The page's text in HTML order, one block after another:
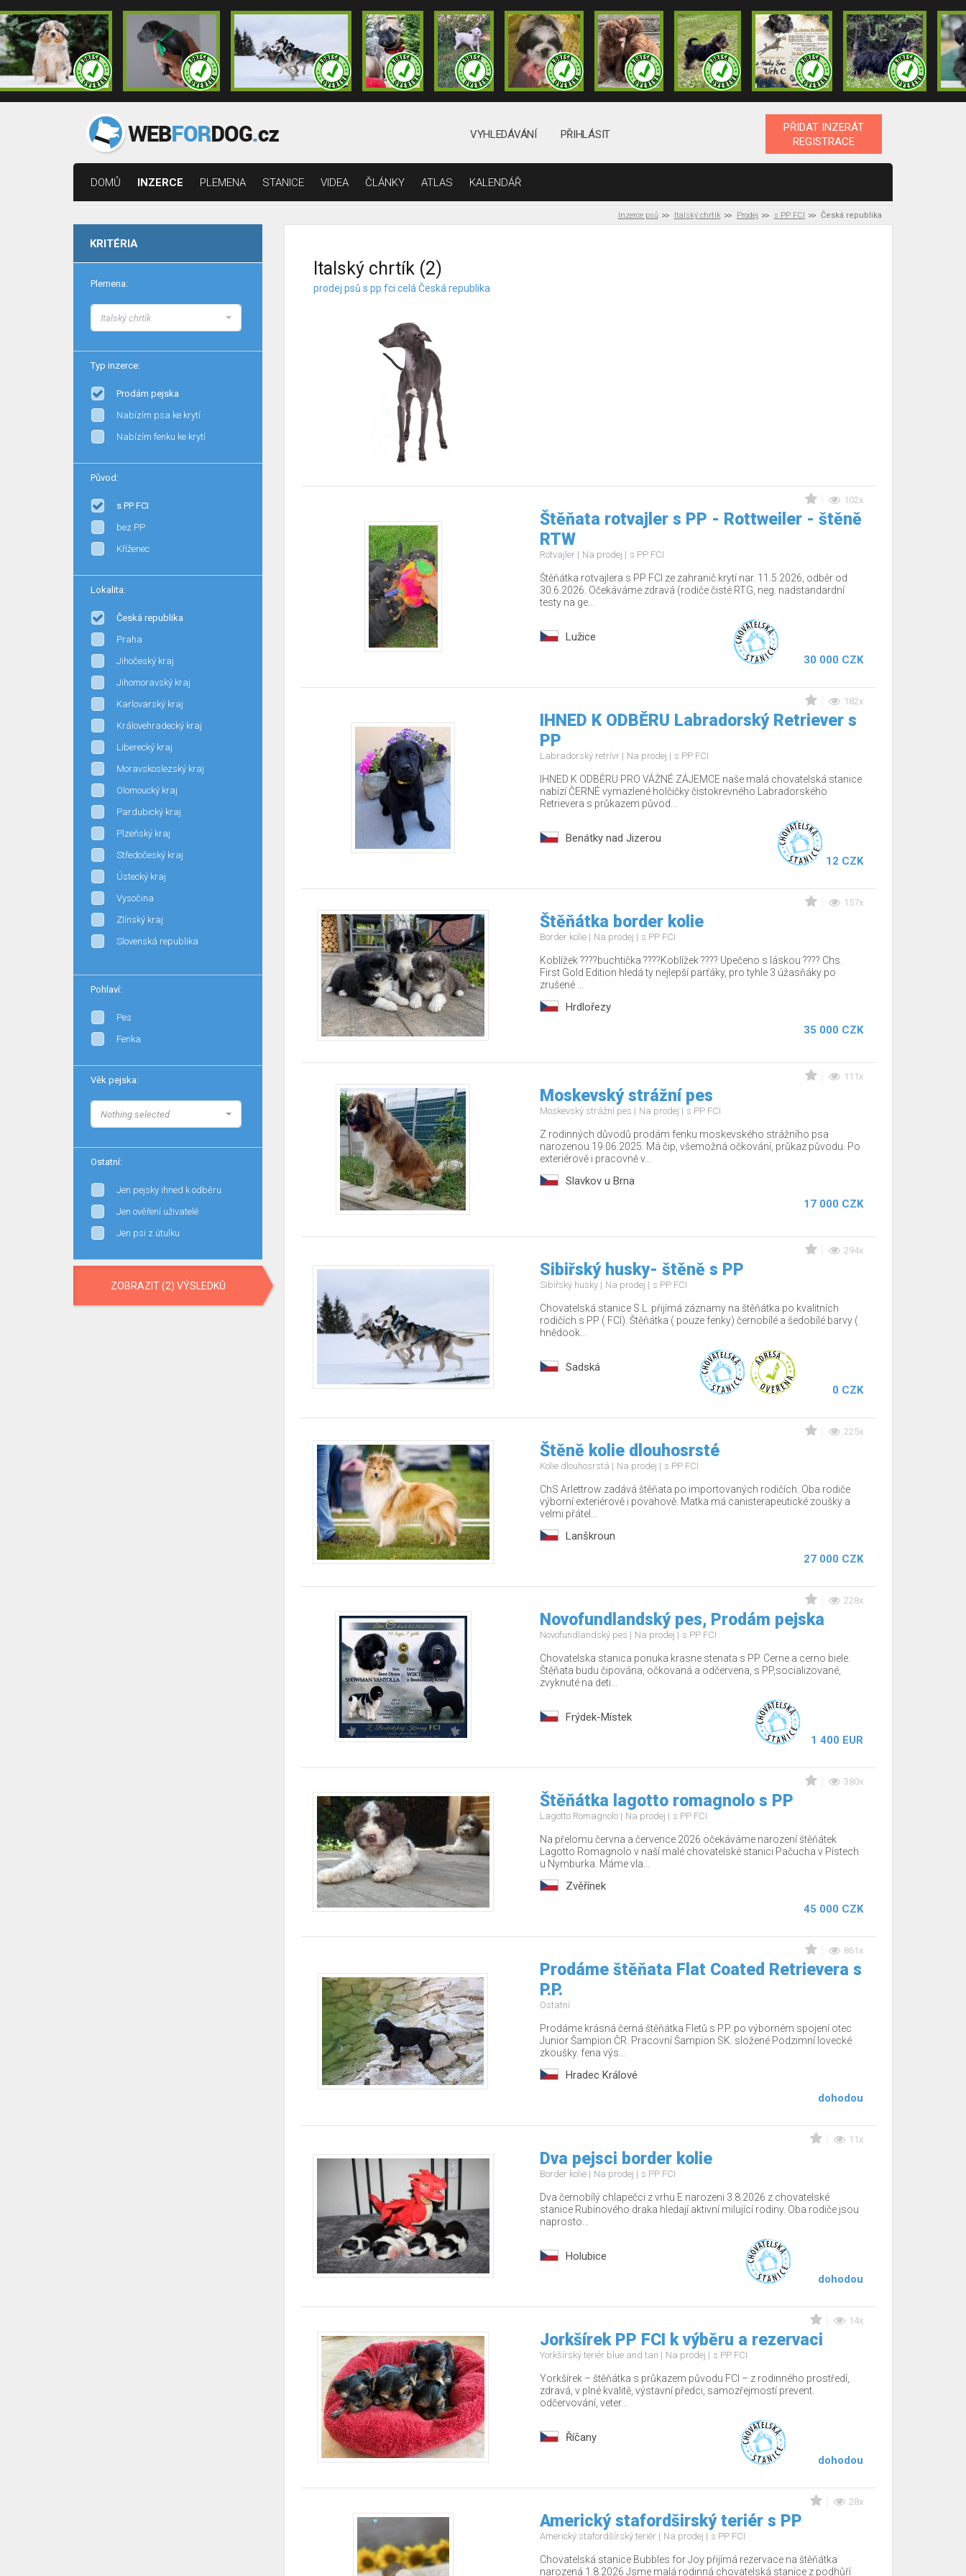
VYHLEDÁVÁNÍ PŘIHLÁSIT
PŘIDAT INZERÁT
REGISTRACE
DOMŮ INZERCE PLEMENA STANICE VIDEA ČLÁNKY ATLAS KALENDÁŘ
Inzerce psů Italský chrtík Prodej s PP FCI Česká republika
KRITÉRIA
Plemena:
Italský chrtík
Typ inzerce:
Prodám pejska
Nabízím psa ke krytí
Nabízím fenku ke krytí
Původ:
s PP FCI
bez PP
Kříženec
Lokalita:
Česká republika
Praha
Jihočeský kraj
Jihomoravský kraj
Karlovarský kraj
Královehradecký kraj
Liberecký kraj
Moravskoslezský kraj
Olomoucký kraj
Pardubický kraj
Plzeňský kraj
Středočeský kraj
Ústecký kraj
Vysočina
Zlínský kraj
Slovenská republika
Pohlaví:
Pes
Fenka
Věk pejska:
Nothing selected
Ostatní:
Jen pejsky ihned k odběru
Jen ověření uživatelé
Jen psi z útulku
ZOBRAZIT (2) VÝSLEDKŮ
Italský chrtík (2)
prodej psů s pp fci celá Česká republika
102x
Štěňata rotvajler s PP - Rottweiler - štěně
RTW
Rotvajler Na prodej s PP FCI
Štěňátka rotvajlera s PP FCI ze zahranič.krytí nar. 11.5.2026, odběr od
30.6.2026. Očekáváme zdravá (rodiče čisté RTG, neg. nadstandardní
testy na ge...
Lužice
30 000 CZK
182x
IHNED K ODBĚRU Labradorský Retriever s
PP
Labradorský retrívr Na prodej s PP FCI
IHNED K ODBĚRU PRO VÁŽNÉ ZÁJEMCE naše malá chovatelská stanice
nabízí ČERNÉ vymazlené holčičky čistokrevného Labradorského
Retrievera s průkazem původ...
Benátky nad Jizerou
12 CZK
157x
Štěňátka border kolie
Border kolie Na prodej s PP FCI
Koblížek ????buchtička ????Koblížek ???? Upečeno s láskou ???? Chs.
First Gold Edition hledá ty nejlepší parťáky, pro tyhle 3 úžasňáky po
zrušené ...
Hrdlořezy
35 000 CZK
111x
Moskevský strážní pes
Moskevský strážní pes Na prodej s PP FCI
Z rodinných důvodů prodám fenku moskevského strážního psa
narozenou 19.06.2025. Má čip, všemožná očkování, průkaz původu. Po
exteriérově i pracovně v...
Slavkov u Brna
17 000 CZK
294x
Sibiřský husky- štěně s PP
Sibiřský husky Na prodej s PP FCI
Chovatelská stanice S.L. přijímá záznamy na štěňátka po kvalitních
rodičích s PP ( FCI). Štěňátka ( pouze fenky) černobílé a šedobílé barvy (
hnědook...
Sadská
0 CZK
225x
Štěně kolie dlouhosrsté
Kolie dlouhosrstá Na prodej s PP FCI
ChS Arlettrow zadává štěňata po importovaných rodičích. Oba rodiče
výborní exteriérově i povahově. Matka má canisterapeutické zoušky a
velmi přátel...
Lanškroun
27 000 CZK
228x
Novofundlandský pes, Prodám pejska
Novofundlandský pes Na prodej s PP FCI
Chovatelska stanica ponuka krasne stenata s PP. Cerne a cerno biele.
Štěňata budu čipována, očkovaná a odčervena, s PP,socializované,
zvyknuté na deti...
Frýdek-Místek
1 400 EUR
380x
Štěňátka lagotto romagnolo s PP
Lagotto Romagnolo Na prodej s PP FCI
Na přelomu června a července 2026 očekáváme narození štěňátek
Lagotto Romagnolo v naší malé chovatelské stanici Pačucha v Pístech
u Nymburka. Máme vla...
Zvěřínek
45 000 CZK
861x
Prodáme štěňata Flat Coated Retrievera s
P.P.
Ostatní
Prodáme krásná černá štěňátka Fletů s P.P. po výborném spojení otec
Junior Šampion ČR. Pracovní Šampion SK. složené Podzimní lovecké
zkoušky. fena výs...
Hradec Králové
dohodou
11x
Dva pejsci border kolie
Border kolie Na prodej s PP FCI
Dva černobílý chlapečci z vrhu E narozeni 3.8.2026 z chovatelské
stanice Rubínového draka hledají aktivní milující rodiny. Oba rodiče jsou
naprosto...
Holubice
dohodou
14x
Jorkšírek PP FCI k výběru a rezervaci
Yorkšírský teriér blue and tan Na prodej s PP FCI
Yorkšírek – štěňátka s průkazem původu FCI – z rodinného prostředí,
zdravá, v plné kvalitě, výstavní předci, samozřejmostí prevent.
odčervování, veter...
Říčany
dohodou
28x
Americký stafordširský teriér s PP
Americký stafordšírský teriér Na prodej s PP FCI
Chovatelská stanice Bubbles for Joy přijímá rezervace na štěňátka
narozená 1.8.2026 Jsme malá rodinná chovatelská stanice z podhůří